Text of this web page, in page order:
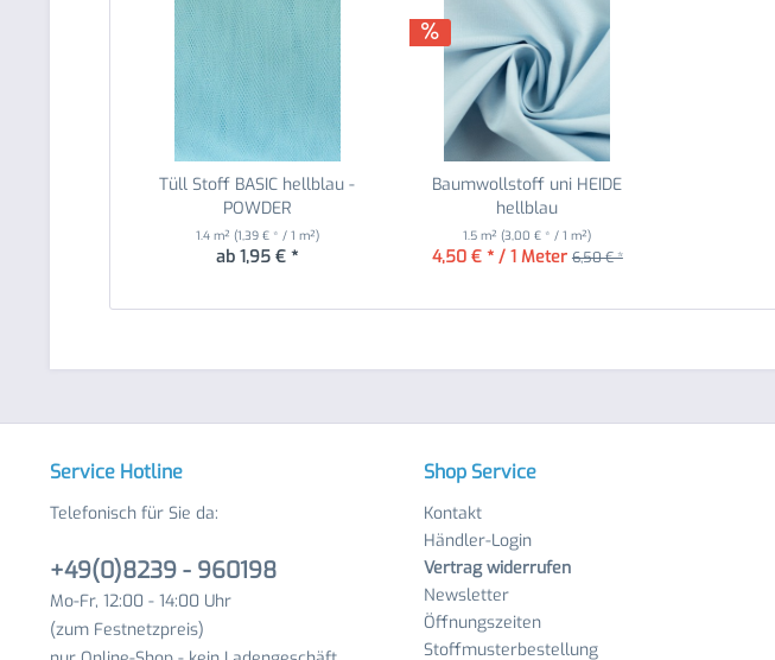
Tüll Stoff BASIC hellblau -
POWDER
1.4 m² (1,39 € * / 1 m²)
ab 1,95 € *
Baumwollstoff uni HEIDE
hellblau
1.5 m²(3,00 € * / 1 m²)
4,50 € * / 1 Meter 6,50 € *
Service Hotline
Telefonisch für Sie da:
+49(0)8239 - 960198
Mo-Fr, 12:00 - 14:00 Uhr
(zum Festnetzpreis)
Shop Service
Kontakt
Händler-Login
Vertrag widerrufen
Newsletter
Öffnungszeiten
Stoffmusterbestellung